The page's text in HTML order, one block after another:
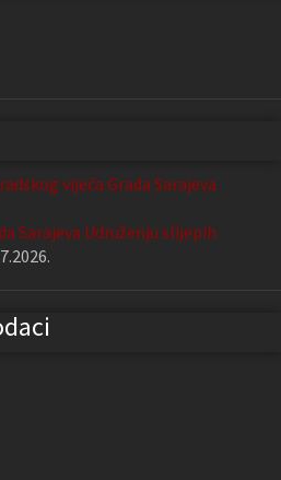
vijeća Grada Sarajeva
Sarajeva Udruženju slijepih